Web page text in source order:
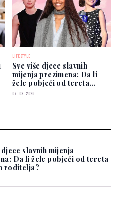
LIFESTYLE
Sve više djece slavnih
mijenja prezimena: Da li
žele pobjeći od tereta
poznatih roditelja?
07. 08. 2026.
djece slavnih mijenja
Da li žele pobjeći od tereta
roditelja?